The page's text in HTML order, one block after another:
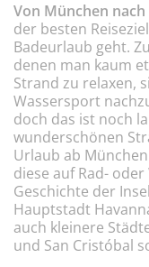
Von München nach
der besten
Badeurlaub geht.
denen man kaum
Strand zu relaxen,
Wassersport
doch das ist noch
wunderschönen
Urlaub ab
diese auf Rad-
Geschichte der
Hauptstadt
auch kleinere
und San Cristóbal